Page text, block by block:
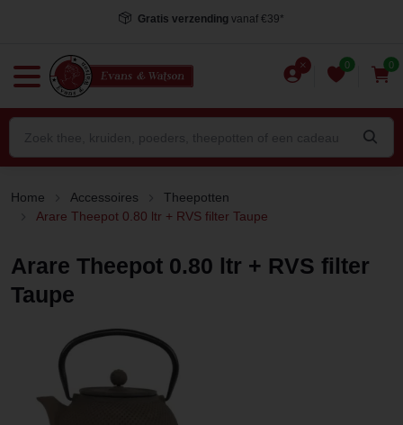
Gratis verzending vanaf €39*
0 0
Home Accessoires
Theepotten
Arare Theepot 0.80 ltr + RVS filter Taupe
Arare Theepot 0.80 ltr + RVS filter
Taupe